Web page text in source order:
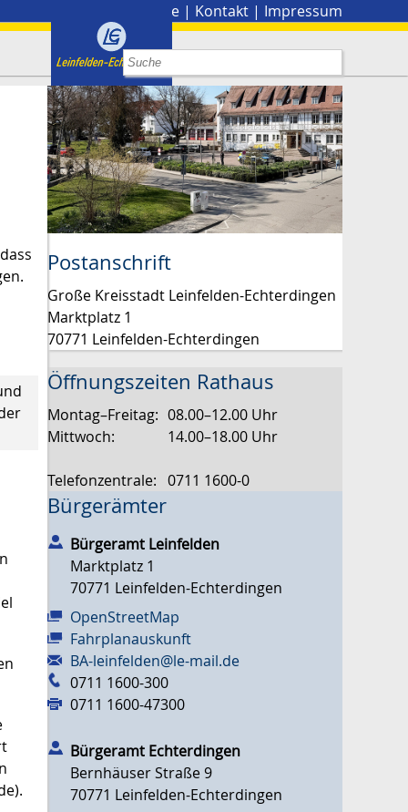
Presse | Kontakt | Impressum
Postanschrift
Große Kreisstadt Leinfelden-Echterdingen
Marktplatz 1
70771 Leinfelden-Echterdingen
Öffnungszeiten Rathaus
Montag–Freitag: 08.00–12.00 Uhr
Mittwoch:
14.00–18.00 Uhr
Telefonzentrale: 0711 1600-0
Bürgerämter
Bürgeramt Leinfelden
Marktplatz 1
70771 Leinfelden-Echterdingen
OpenStreetMap
Fahrplanauskunft
BA-leinfelden@le-mail.de
0711 1600-300
0711 1600-47300
Bürgeramt Echterdingen
Bernhäuser Straße 9
70771 Leinfelden-Echterdingen